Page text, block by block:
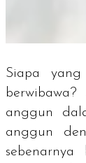
Siapa
anggun
anggun